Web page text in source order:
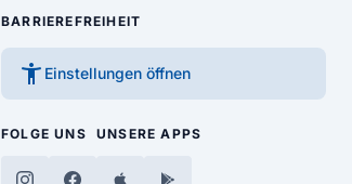
BARRIEREFREIHEIT
accessibility_new Einstellungen öffnen
FOLGE UNS UNSERE APPS